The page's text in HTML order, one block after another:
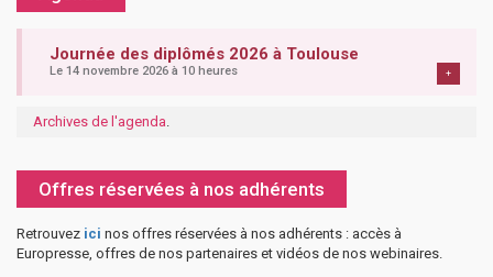
Journée des diplômés 2026 à Toulouse
Le 14 novembre 2026 à 10 heures +
Archives de l'agenda.
Offres réservées à nos adhérents
Retrouvez ici nos offres réservées à nos adhérents : accès à
Europresse, offres de nos partenaires et vidéos de nos webinaires.